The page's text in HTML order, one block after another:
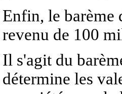
Enfin, le barème
revenu de 100
Il s'agit du
détermine les